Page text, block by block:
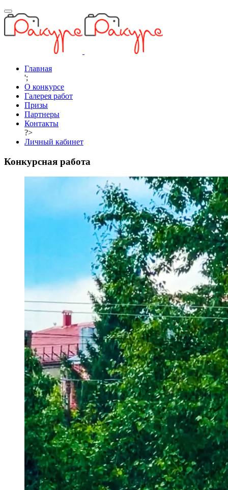
Главная
';
О конкурсе
Галерея работ
Призы
Партнеры
Контакты
?>
Личный кабинет
Конкурсная работа